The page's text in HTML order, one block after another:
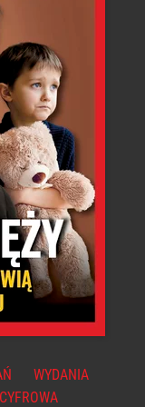
WYDANIA